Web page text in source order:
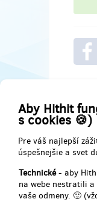
Aby Hithit
s cookies 🍪)
Pre váš najlepší
úspešnejšie a svet
Technické- aby
na webe nestratili
vaše odmeny. 🙂